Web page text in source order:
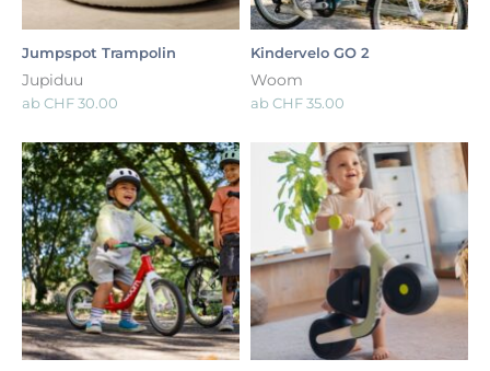
Jumpspot Trampolin
Jupiduu
ab CHF30.00
Kindervelo GO 2
Woom
ab CHF35.00